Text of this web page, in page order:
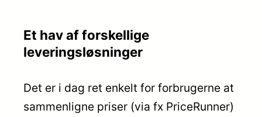
Et hav af forskellige
leveringsløsninger
Det er i dag ret enkelt for forbrugerne at
sammenligne priser (via fx PriceRunner)